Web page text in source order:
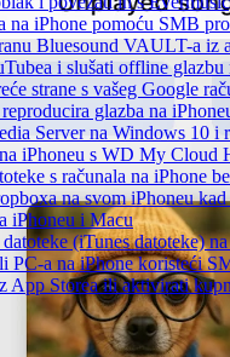
na iPhone pomoću SMB
Bluesound VAULT-a iz
i slušati offline glazbu
strane s vašeg Google
glazba na
Server na Windows 10 i
iPhoneu s WD My Cloud
s računala na iPhone
na svom iPhoneu
iPhoneu i Macu
(iTunes datoteke)
PC-a na iPhone koristeći
App Storea ili aktivirati